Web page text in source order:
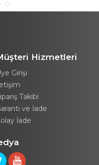
Hizmetleri
Girişi
Takibi
ve İade
İade